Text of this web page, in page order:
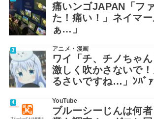
痛いンゴJAPAN「フ
た！痛い！」ネイマ
ぁ…」
アニメ・漫画
ワイ「チ、チノちゃ
激しく吹かさないで
るさいですね…」ﾝﾊﾞｧ
YouTube
ブルーシーじんは何